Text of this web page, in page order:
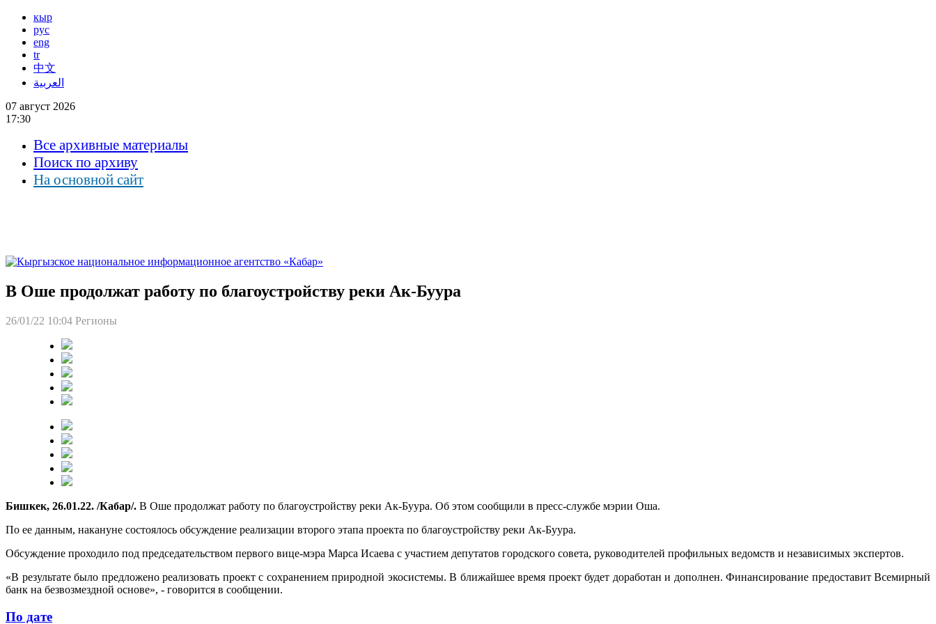
кыр
рус
eng
tr
中文
العربية
07 август 2026
17:30
Все архивные материалы
Поиск по архиву
На основной сайт
В Оше продолжат работу по благоустройству реки Ак-Буура
26/01/22 10:04 Регионы
Бишкек, 26.01.22. /Кабар/. В Оше продолжат работу по благоустройству реки Ак-Буура. Об этом сообщили в пресс-службе мэрии Оша.
По ее данным, накануне состоялось обсуждение реализации второго этапа проекта по благоустройству реки Ак-Буура.
Обсуждение проходило под председательством первого вице-мэра Марса Исаева с участием депутатов городского совета, руководителей профильных ведомств и независимых экспертов.
«В результате было предложено реализовать проект с сохранением природной экосистемы. В ближайшее время проект будет доработан и дополнен. Финансирование предоставит Всемирный
банк на безвозмездной основе», - говорится в сообщении.
По дате